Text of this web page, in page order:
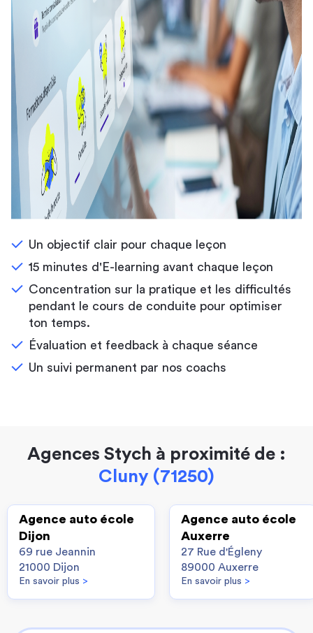
Un objectif clair pour chaque leçon
15 minutes d'E-learning avant chaque leçon
Concentration sur la pratique et les difficultés
pendant le cours de conduite pour optimiser
ton temps.
Évaluation et feedback à chaque séance
Un suivi permanent par nos coachs
Agences Stych à proximité de :
Cluny (71250)
Agence auto école
Dijon
69 rue Jeannin
21000 Dijon
En savoir plus >
Agence auto école
Auxerre
27 Rue d'Égleny
89000 Auxerre
En savoir plus >